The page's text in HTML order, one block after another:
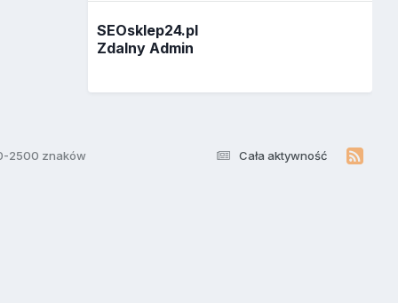
SEOsklep24.pl
Zdalny Admin
Cała aktywność
2500 znaków